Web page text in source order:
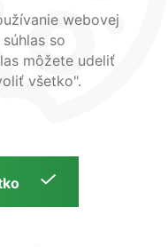
webovej
so
môžete udeliť
všetko".